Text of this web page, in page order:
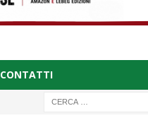
CONTATTI